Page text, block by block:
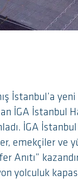
İstanbul’a
İGA İstanbul
İGA İstanbul
emekçiler ve
Anıtı”
yolculuk